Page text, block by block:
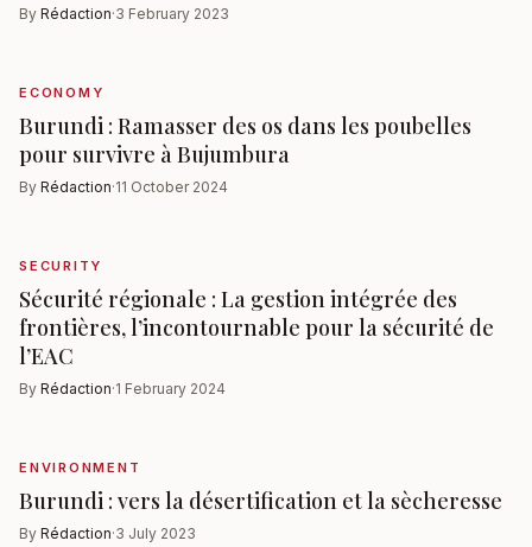
By Rédaction·3 February 2023
ECONOMY
Burundi : Ramasser des os dans les poubelles
pour survivre à Bujumbura
By Rédaction·11 October 2024
SECURITY
Sécurité régionale : La gestion intégrée des
frontières, l’incontournable pour la sécurité de
l’EAC
By Rédaction·1 February 2024
ENVIRONMENT
Burundi : vers la désertification et la sècheresse
By Rédaction·3 July 2023